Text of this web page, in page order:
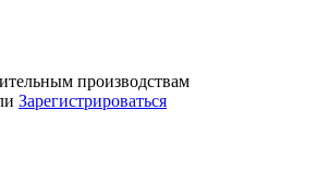
производствам
Зарегистрироваться